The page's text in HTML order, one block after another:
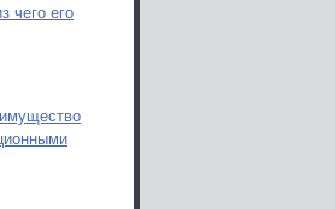
чего его